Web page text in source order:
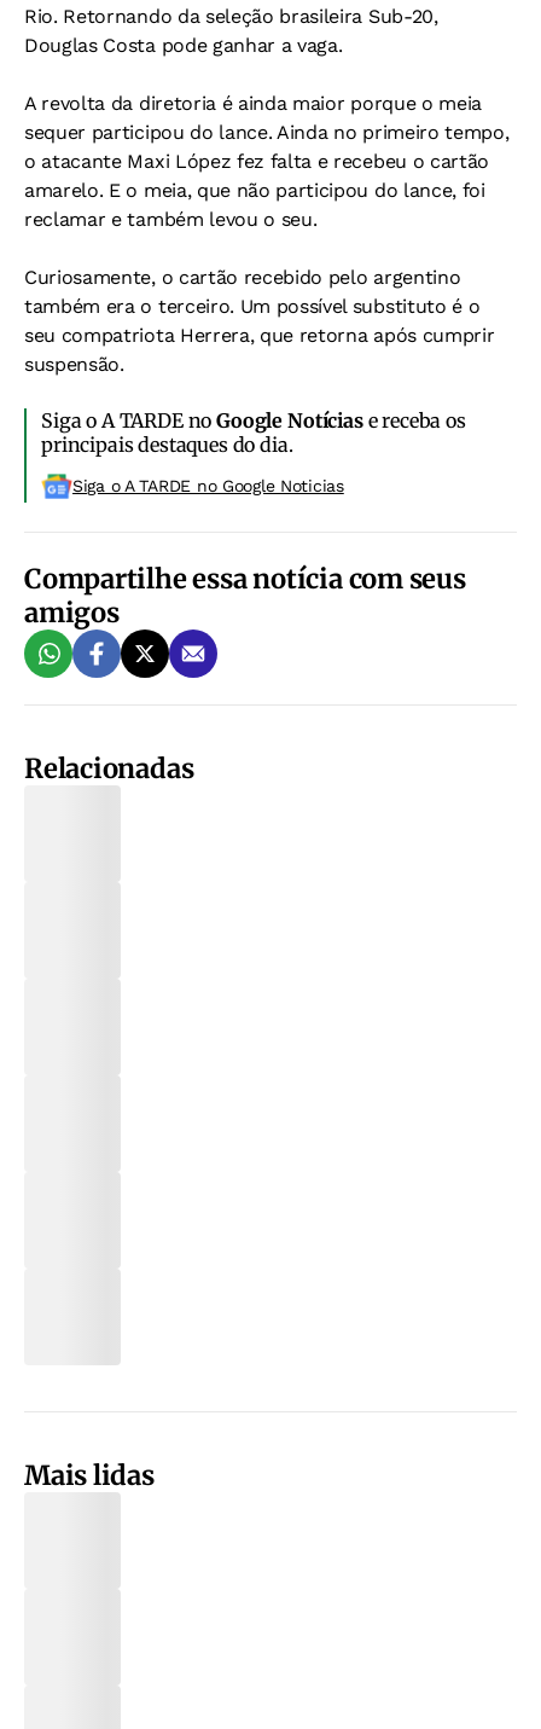
Rio. Retornando da seleção brasileira Sub-20,
Douglas Costa pode ganhar a vaga.
A revolta da diretoria é ainda maior porque o meia
sequer participou do lance. Ainda no primeiro tempo,
o atacante Maxi López fez falta e recebeu o cartão
amarelo. E o meia, que não participou do lance, foi
reclamar e também levou o seu.
Curiosamente, o cartão recebido pelo argentino
também era o terceiro. Um possível substituto é o
seu compatriota Herrera, que retorna após cumprir
suspensão.
Siga o A TARDE noGoogle Notíciase receba os
principais destaques do dia.
Siga o A TARDE no Google Noticias
Compartilhe essa notícia com seus
amigos
Relacionadas
Mais lidas